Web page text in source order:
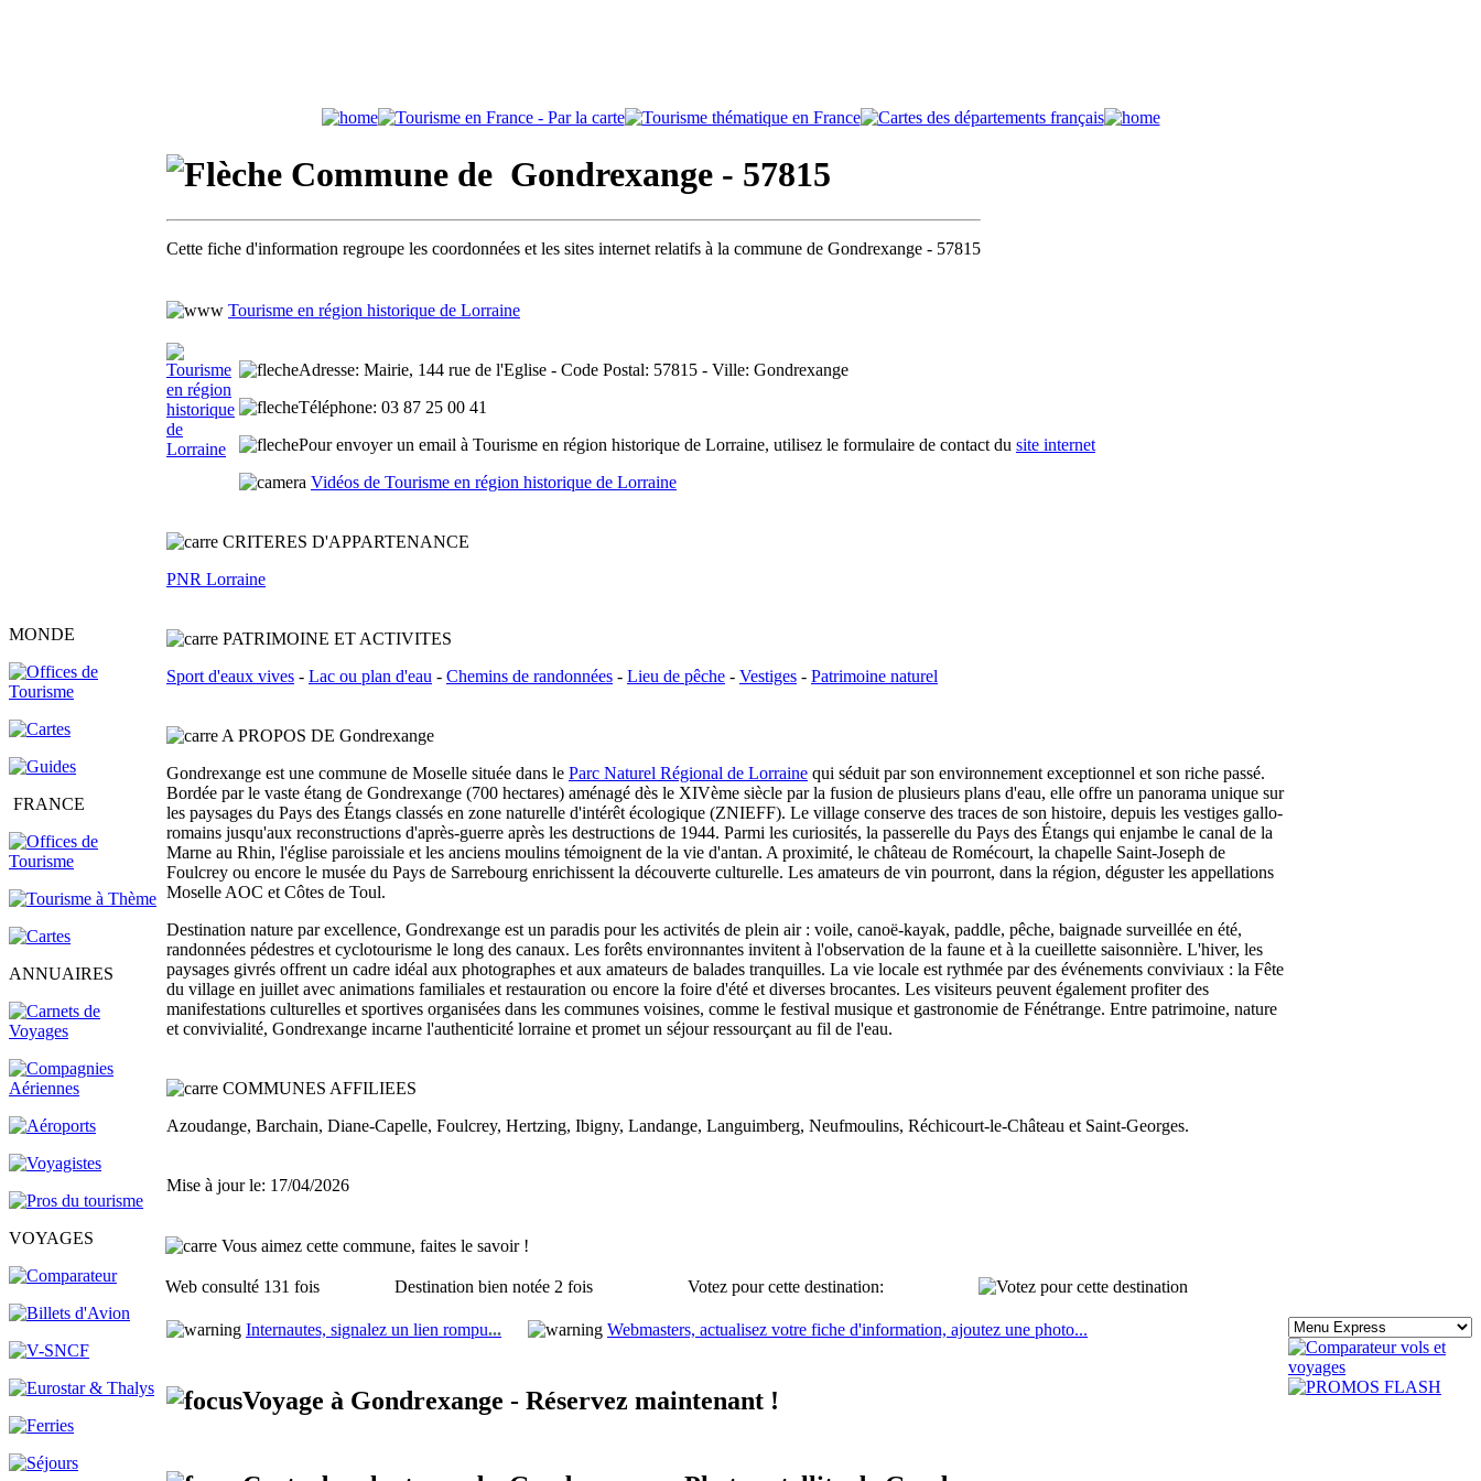
MONDE
FRANCE
ANNUAIRES
VOYAGES
Commune de Gondrexange - 57815
Cette fiche d'information regroupe les coordonnées et les sites internet relatifs à la commune de Gondrexange - 57815
Tourisme en région historique de Lorraine
Adresse: Mairie, 144 rue de l'Eglise - Code Postal: 57815 - Ville: Gondrexange
Téléphone: 03 87 25 00 41
Pour envoyer un email à Tourisme en région historique de Lorraine, utilisez le formulaire de contact du site internet
Vidéos de Tourisme en région historique de Lorraine
CRITERES D'APPARTENANCE
PNR Lorraine
PATRIMOINE ET ACTIVITES
Sport d'eaux vives - Lac ou plan d'eau - Chemins de randonnées - Lieu de pêche - Vestiges - Patrimoine naturel
A PROPOS DE Gondrexange
Gondrexange est une commune de Moselle située dans le Parc Naturel Régional de Lorraine qui séduit par son environnement exceptionnel et son riche passé.
Bordée par le vaste étang de Gondrexange (700 hectares) aménagé dès le XIVème siècle par la fusion de plusieurs plans d'eau, elle offre un panorama unique sur
les paysages du Pays des Étangs classés en zone naturelle d'intérêt écologique (ZNIEFF). Le village conserve des traces de son histoire, depuis les vestiges gallo-
romains jusqu'aux reconstructions d'après-guerre après les destructions de 1944. Parmi les curiosités, la passerelle du Pays des Étangs qui enjambe le canal de la
Marne au Rhin, l'église paroissiale et les anciens moulins témoignent de la vie d'antan. A proximité, le château de Romécourt, la chapelle Saint-Joseph de
Foulcrey ou encore le musée du Pays de Sarrebourg enrichissent la découverte culturelle. Les amateurs de vin pourront, dans la région, déguster les appellations
Moselle AOC et Côtes de Toul.
Destination nature par excellence, Gondrexange est un paradis pour les activités de plein air : voile, canoë-kayak, paddle, pêche, baignade surveillée en été,
randonnées pédestres et cyclotourisme le long des canaux. Les forêts environnantes invitent à l'observation de la faune et à la cueillette saisonnière. L'hiver, les
paysages givrés offrent un cadre idéal aux photographes et aux amateurs de balades tranquilles. La vie locale est rythmée par des événements conviviaux : la Fête
du village en juillet avec animations familiales et restauration ou encore la foire d'été et diverses brocantes. Les visiteurs peuvent également profiter des
manifestations culturelles et sportives organisées dans les communes voisines, comme le festival musique et gastronomie de Fénétrange. Entre patrimoine, nature
et convivialité, Gondrexange incarne l'authenticité lorraine et promet un séjour ressourçant au fil de l'eau.
COMMUNES AFFILIEES
Azoudange, Barchain, Diane-Capelle, Foulcrey, Hertzing, Ibigny, Landange, Languimberg, Neufmoulins, Réchicourt-le-Château et Saint-Georges.
Mise à jour le: 17/04/2026
Vous aimez cette commune, faites le savoir !
Web consulté 131 fois Destination bien notée 2 fois Votez pour cette destination:
Internautes, signalez un lien rompu... Webmasters, actualisez votre fiche d'information, ajoutez une photo...
Voyage à Gondrexange - Réservez maintenant !